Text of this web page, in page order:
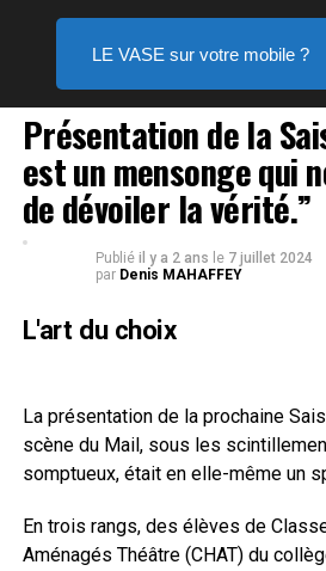
DANSE
Présentation de la
est un mensonge qui
de dévoiler la vérité.”
Publié il y a 2 ans le 7 juillet 2024
par Denis MAHAFFEY
L'art du choix
La présentation de la prochaine
scène du Mail, sous les
somptueux, était en elle-même un
En trois rangs, des élèves de
Aménagés Théâtre (CHAT) du
LE VASE sur votre mobile ?